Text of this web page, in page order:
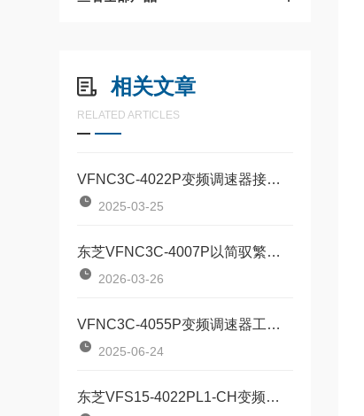
相关文章
RELATED ARTICLES
VFNC3C-4022P变频调速器接线方式全解析
2025-03-25
东芝VFNC3C-4007P以简驭繁的工业动力“调节器”
2026-03-26
VFNC3C-4055P变频调速器工业节能与精准控制的革新产品
2025-06-24
东芝VFS15-4022PL1-CH变频器高效、稳定、智能的工业动力核心